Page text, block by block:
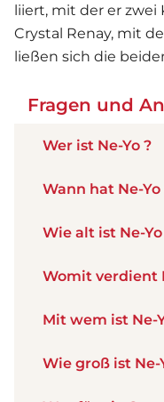
liiert, mit der er zwei
Crystal Renay, mit
ließen sich die
Fragen und
Wer ist Ne-Yo ?
Wann hat Ne-
Wie alt ist Ne-Yo
Womit verdient
Mit wem ist Ne-
Wie groß ist Ne-